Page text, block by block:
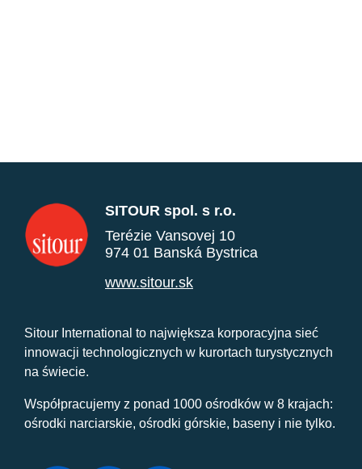
SITOUR spol. s r.o.
Terézie Vansovej 10
974 01 Banská Bystrica
www.sitour.sk
Sitour International to największa korporacyjna sieć
innowacji technologicznych w kurortach turystycznych
na świecie.
Współpracujemy z ponad 1000 ośrodków w 8 krajach:
ośrodki narciarskie, ośrodki górskie, baseny i nie tylko.